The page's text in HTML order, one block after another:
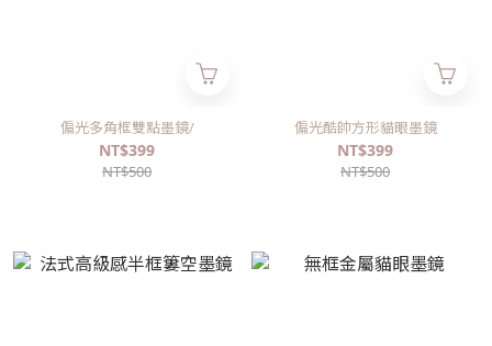
偏光多角框雙點墨鏡/
NT$399
NT$500
偏光酷帥方形貓眼墨鏡
NT$399
NT$500